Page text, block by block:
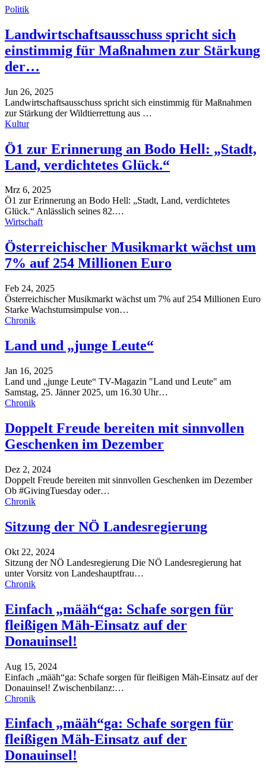
Politik
Landwirtschaftsausschuss spricht sich
einstimmig für Maßnahmen zur Stärkung
der…
Jun 26, 2025
Landwirtschaftsausschuss spricht sich einstimmig für Maßnahmen
zur Stärkung der Wildtierrettung aus …
Kultur
Ö1 zur Erinnerung an Bodo Hell: „Stadt,
Land, verdichtetes Glück.“
Mrz 6, 2025
Ö1 zur Erinnerung an Bodo Hell: „Stadt, Land, verdichtetes
Glück.“Anlässlich seines 82.…
Wirtschaft
Österreichischer Musikmarkt wächst um
7% auf 254 Millionen Euro
Feb 24, 2025
Österreichischer Musikmarkt wächst um 7% auf 254 Millionen Euro
Starke Wachstumsimpulse von…
Chronik
Land und „junge Leute“
Jan 16, 2025
Land und „junge Leute“ TV-Magazin "Land und Leute" am
Samstag, 25. Jänner 2025, um 16.30 Uhr…
Chronik
Doppelt Freude bereiten mit sinnvollen
Geschenken im Dezember
Dez 2, 2024
Doppelt Freude bereiten mit sinnvollen Geschenken im Dezember
Ob #GivingTuesday oder…
Chronik
Sitzung der NÖ Landesregierung
Okt 22, 2024
Sitzung der NÖ Landesregierung Die NÖ Landesregierung hat
unter Vorsitz von Landeshauptfrau…
Chronik
Einfach „määh“ga: Schafe sorgen für
fleißigen Mäh-Einsatz auf der
Donauinsel!
Aug 15, 2024
Einfach „määh“ga: Schafe sorgen für fleißigen Mäh-Einsatz auf der
Donauinsel! Zwischenbilanz:…
Chronik
Einfach „määh“ga: Schafe sorgen für
fleißigen Mäh-Einsatz auf der
Donauinsel!